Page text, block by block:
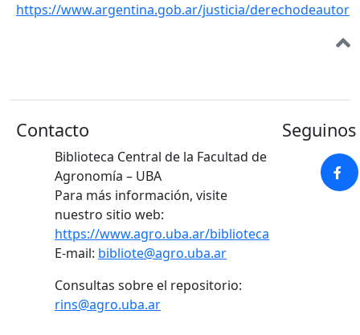
https://www.argentina.gob.ar/justicia/derechodeautor
Contacto
Biblioteca Central de la Facultad de
Agronomía – UBA
Para más información, visite
nuestro sitio web:
https://www.agro.uba.ar/biblioteca
E-mail: bibliote@agro.uba.ar
Consultas sobre el repositorio:
rins@agro.uba.ar